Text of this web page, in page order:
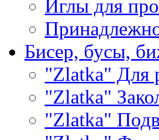
Иглы для
Бисер, бусы,
"Zlatka" Для
"Zlatka"
"Zlatka"